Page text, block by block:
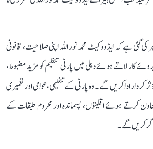
گئی ہے کہ ایڈووکیٹ محمد نور اللہ اپنی صلاحیت، قانونی
کار لاتے ہوئے دہلی میں پارٹی تنظیم کو مزید مضبوط،
کردار ادا کریں گے۔ وہ پارٹی کے تنظیمی، عوامی اور تعمیری
کرتے ہوئے اقلیتوں، پسماندہ اور محروم طبقات کے
کریں گے۔